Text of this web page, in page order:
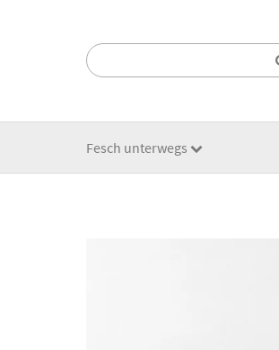
Suchen:
Fesch unterwegs